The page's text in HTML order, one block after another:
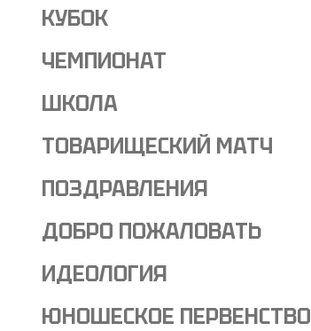
КУБОК
ЧЕМПИОНАТ
ШКОЛА
ТОВАРИЩЕСКИЙ МАТЧ
ПОЗДРАВЛЕНИЯ
ДОБРО ПОЖАЛОВАТЬ
ИДЕОЛОГИЯ
ЮНОШЕСКОЕ ПЕРВЕНСТВО